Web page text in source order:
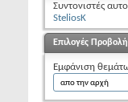
Συντονιστές
SteliosK
Επιλογές
Εμφάνιση